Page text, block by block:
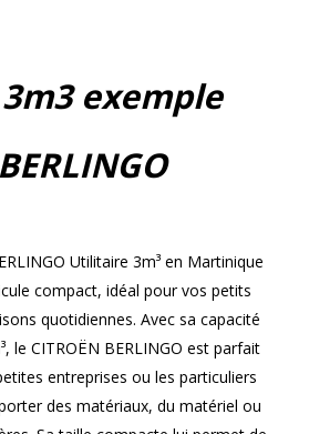
exemple
Utilitaire 3m³ en Martinique
compact, idéal pour vos petits
quotidiennes. Avec sa capacité
le CITROËN BERLINGO est parfait
entreprises ou les particuliers
des matériaux, du matériel ou